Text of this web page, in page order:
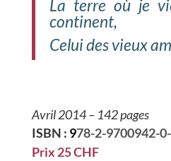
La terre où je
continent,
Celui des vieux
Avril 2014 – 142 pages
ISBN : 978-2-9700942-
Prix 25 CHF